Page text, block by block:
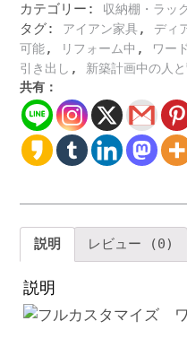
リ
ッ
シ
ュ
な
高
級
デ
ィ
ク
ア
カテゴリー: 収納棚・ラッ
タグ: アイアン家具, ディ
可能, リフォーム中 , ワー
引き出し , 新築計画中の人
共有：
説明 レビュー (0)
説明